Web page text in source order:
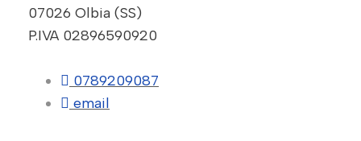
07026 Olbia (SS)
P.IVA 02896590920
0789209087
email